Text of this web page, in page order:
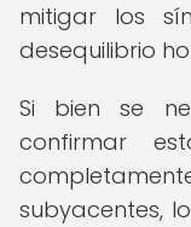
mitigar los
desequilibrio
Si bien se
confirmar
subyacentes,